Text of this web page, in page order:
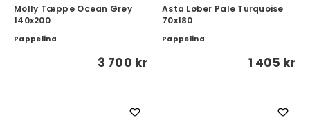
Molly Tæppe Ocean Grey
140x200
Pappelina
3 700 kr
Asta Løber Pale Turquoise
70x180
Pappelina
1 405 kr